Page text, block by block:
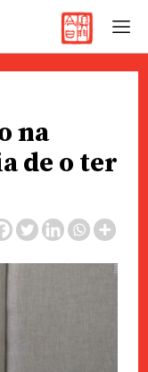
na
de o ter